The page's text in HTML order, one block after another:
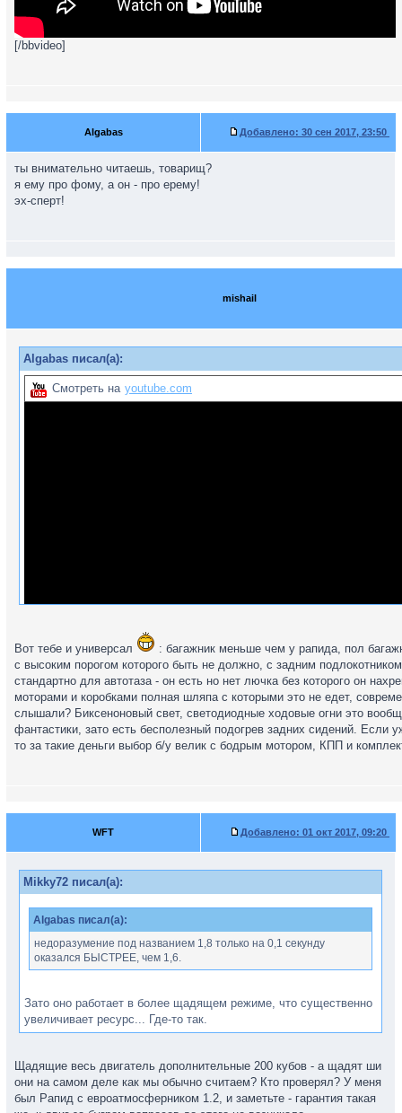
[/bbvideo]
Algabas Добавлено: 30 сен 2017, 23:50
ты внимательно читаешь, товарищ?
я ему про фому, а он - про ерему!
эх-сперт!
mishail
Algabas писал(а):
Смотреть на youtube.com
c 8:30
Вот тебе и универсал
: багажник меньше чем у рапида, пол
с высоким порогом которого быть не должно, с задним
стандартно для автотаза - он есть но нет лючка без которого он
моторами и коробками полная шляпа с которыми это не едет,
слышали? Биксеноновый свет, светодиодные ходовые огни это
фантастики, зато есть бесполезный подогрев задних сидений. Если
то за такие деньги выбор б/у велик с бодрым мотором, КПП и
WFT Добавлено: 01 окт 2017, 09:20
Mikky72 писал(а):
Algabas писал(а):
недоразумение под названием 1,8 только на 0,1 секунду
оказался БЫСТРЕЕ, чем 1,6.
Зато оно работает в более щадящем режиме, что существенно
увеличивает ресурс... Где-то так.
Щадящие весь двигатель дополнительные 200 кубов - а щадят ши
они на самом деле как мы обычно считаем? Кто проверял? У меня
был Рапид с евроатмосферником 1.2, и заметьте - гарантия такая